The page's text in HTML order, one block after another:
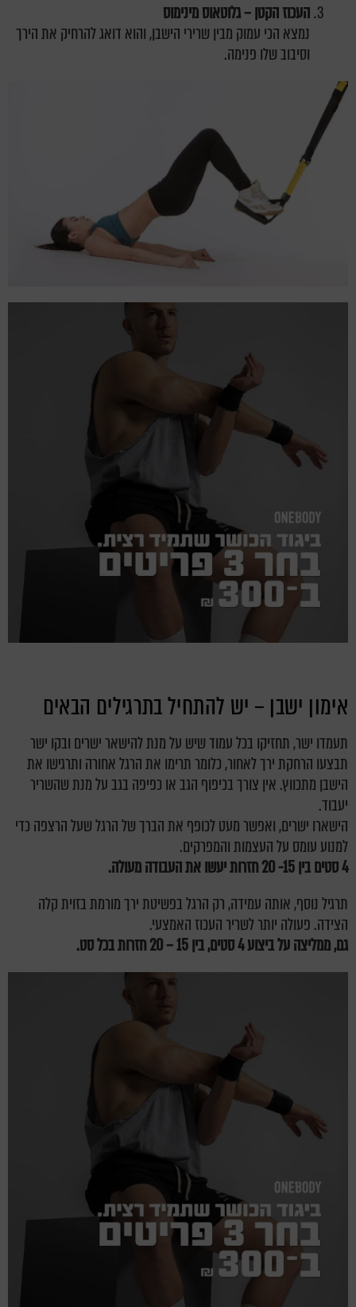
העכוז הקטן – גלוטאוס מינימוס
נמצא הכי עמוק מבין שרירי הישבן, והוא דואג להרחיק את הירך
וסיבוב שלו פנימה.
אימון ישבן – יש להתחיל בתרגילים הבאים
תעמדו ישר, תחזיקו בכל עמוד שיש על מנת להישאר ישרים ובקו ישר
תבצעו הרחקת ירך לאחור, כלומר תרימו את הרגל אחורה ותרגישו את
הישבן מתכווץ. אין צורך בכיפוף הגב או כפיפה בגב על מנת שהשריר
יעבוד.
הישארו ישרים, ואפשר מעט לכופף את הברך של הרגל שעל הרצפה כדי
למנוע עומס על העצמות והמפרקים.
4 סטים בין 15- 20 חזרות יעשו את העבודה מעולה.
תרגיל נוסף, אותה עמידה, רק הרגל בפשיטת ירך מורמת בזוית קלה
הצידה. פעולה יותר לשריר העכוז האמצעי.
גם, ממליצה על ביצוע 4 סטים, בין 15 – 20 חזרות בכל סט.